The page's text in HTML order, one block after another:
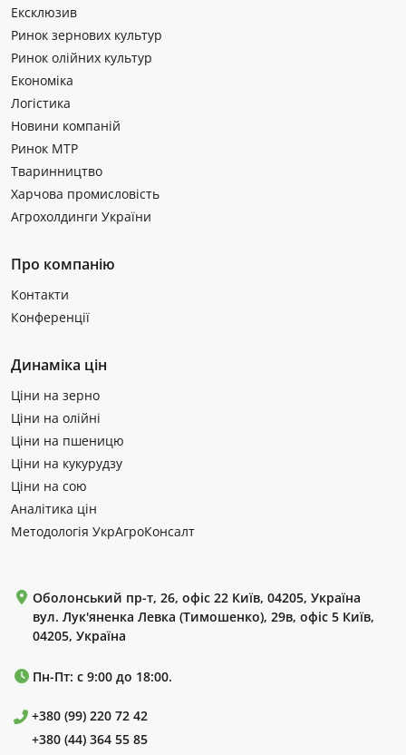
Ексклюзив
Ринок зернових культур
Ринок олійних культур
Економіка
Логістика
Новини компаній
Ринок МТР
Тваринництво
Харчова промисловість
Агрохолдинги України
Про компанію
Контакти
Конференції
Динаміка цін
Ціни на зерно
Ціни на олійні
Ціни на пшеницю
Ціни на кукурудзу
Ціни на сою
Аналітика цін
Методологія УкрАгроКонсалт
Оболонський пр-т, 26, офіс 22 Київ, 04205, Україна
вул. Лук'яненка Левка (Тимошенко), 29в, офіс 5 Київ,
04205, Україна
Пн-Пт: с 9:00 до 18:00.
+380 (99) 220 72 42
+380 (44) 364 55 85